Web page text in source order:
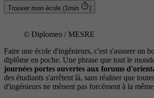
Trouver mon école (1min )
© Diplomeo / MESRE
Faire une école d'ingénieurs, c'est s'assurer un
diplôme en poche. Une phrase que tout le
journées portes ouvertes aux forums
des étudiants s'arrêtent là, sans réaliser que
d'ingénieurs ne mènent pas forcément à la